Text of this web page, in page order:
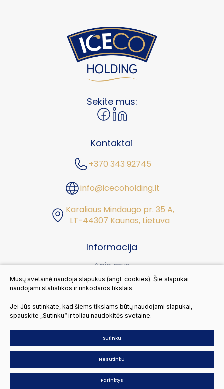
Sekite mus:
Kontaktai
+370 343 92745
info@icecoholding.lt
Karaliaus Mindaugo pr. 35 A,
LT-44307 Kaunas, Lietuva
Informacija
Apie mus
Karjera
Tvarumas
© 2026 Visos teisės saugomos
Slapukų parinktys
Duomenų apsauga
Mūsų svetainė naudoja slapukus (angl. cookies). Šie slapukai
naudojami statistikos ir rinkodaros tikslais.
Jei Jūs sutinkate, kad šiems tikslams būtų naudojami slapukai,
spauskite „Sutinku“ ir toliau naudokitės svetaine.
Sutinku
Nesutinku
Parinktys